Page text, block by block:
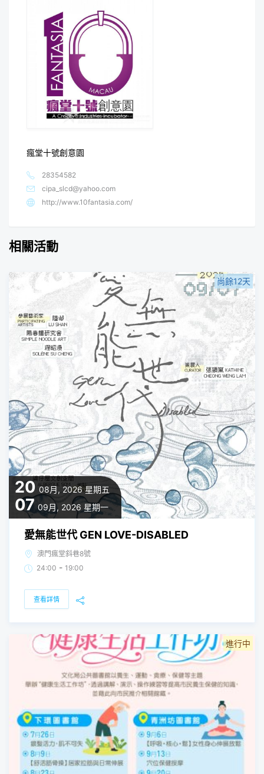
瘋堂十號創意園
28354582
cipa_slcd@yahoo.com
http://www.10fantasia.com/
相關活動
20 08月, 2026 星期五
07 09月, 2026 星期一
尚餘12天
愛無能世代 GEN LOVE-DISABLED
澳門瘋堂斜巷8號
24:00 - 19:00
查看詳情
進行中